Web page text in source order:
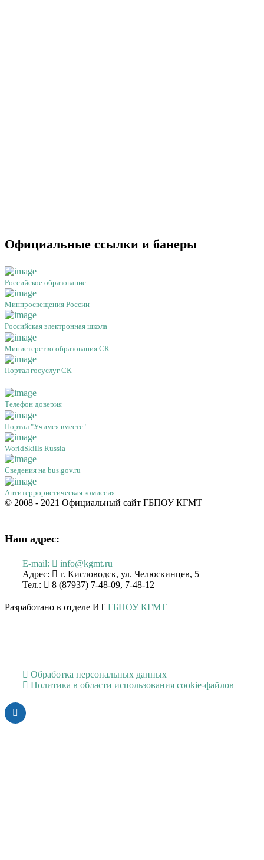
Официальные ссылки и банеры
Российское образование
Минпросвещения России
Российская электронная школа
Министерство образования СК
Портал госуслуг СК
Телефон доверия
Портал "Учимся вместе"
WorldSkills Russia
Сведения на bus.gov.ru
Антитеррористическая комиссия
© 2008 - 2021 Официальный сайт ГБПОУ КГМТ
Наш адрес:
E-mail:
info@kgmt.ru
Адрес:
г. Кисловодск, ул. Челюскинцев, 5
Тел.:
8 (87937) 7-48-09, 7-48-12
Разработано в отделе ИТ ГБПОУ КГМТ
Обработка персональных данных
Политика в области использования cookie-файлов